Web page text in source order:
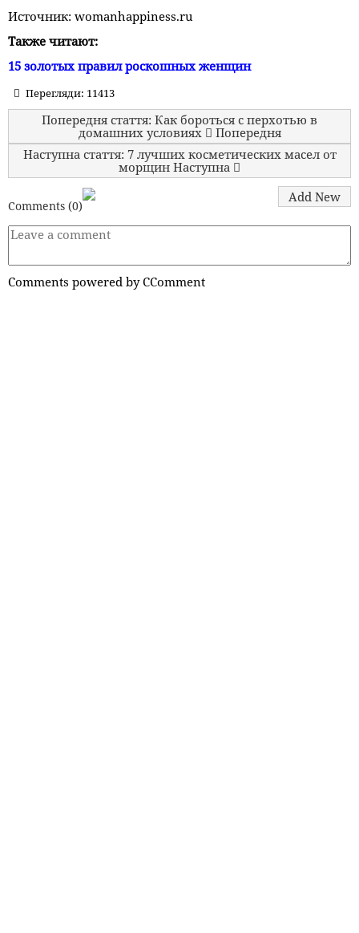
Источник: womanhappiness.ru
Также читают:
15 золотых правил роскошных женщин
Перегляди: 11413
Попередня стаття: Как бороться с перхотью в
домашних условиях
Попередня
Наступна стаття: 7 лучших косметических масел от
морщин Наступна
Comments (0)
Add New
Comments powered byCComment